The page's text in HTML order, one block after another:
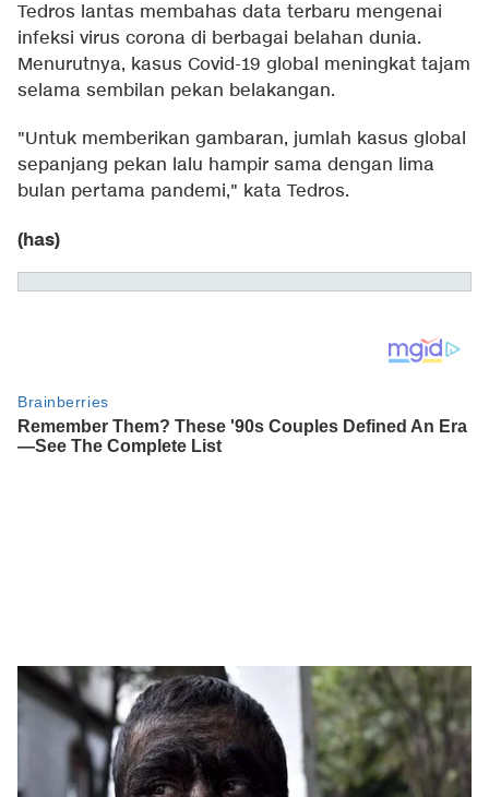
Tedros lantas membahas data terbaru mengenai
infeksi virus corona di berbagai belahan dunia.
Menurutnya, kasus Covid-19 global meningkat tajam
selama sembilan pekan belakangan.
"Untuk memberikan gambaran, jumlah kasus global
sepanjang pekan lalu hampir sama dengan lima
bulan pertama pandemi," kata Tedros.
(has)